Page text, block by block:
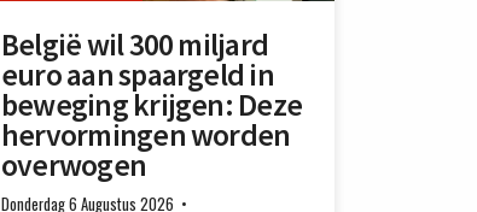
België wil 300 miljard
euro aan spaargeld in
beweging krijgen: Deze
hervormingen worden
overwogen
Donderdag 6 Augustus 2026